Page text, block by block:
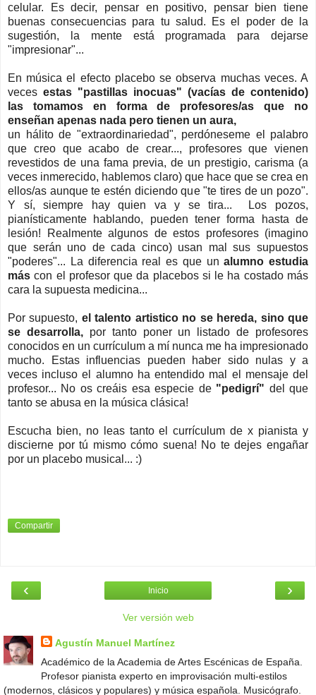
celular. Es decir, pensar en positivo, pensar bien tiene
buenas consecuencias para tu salud. Es el poder de la
sugestión, la mente está programada para dejarse
"impresionar"...
En música el efecto placebo se observa muchas veces. A
veces estas "pastillas inocuas" (vacías de contenido)
las tomamos en forma de profesores/as que no
enseñan apenas nada pero tienen un aura,
un hálito de "extraordinariedad", perdóneseme el palabro
que creo que acabo de crear..., profesores que vienen
revestidos de una fama previa, de un prestigio, carisma (a
veces inmerecido, hablemos claro) que hace que se crea en
ellos/as aunque te estén diciendo que "te tires de un pozo".
Y sí, siempre hay quien va y se tira... Los pozos,
pianísticamente hablando, pueden tener forma hasta de
lesión! Realmente algunos de estos profesores (imagino
que serán uno de cada cinco) usan mal sus supuestos
"poderes"... La diferencia real es que unalumno estudia
más con el profesor que da placebos si le ha costado más
cara la supuesta medicina...
Por supuesto, el talento artistico no se hereda, sino que
se desarrolla, por tanto poner un listado de profesores
conocidos en un currículum a mí nunca me ha impresionado
mucho. Estas influencias pueden haber sido nulas y a
veces incluso el alumno ha entendido mal el mensaje del
profesor... No os creáis esa especie de "pedigrí" del que
tanto se abusa en la música clásica!
Escucha bien, no leas tanto el currículum de x pianista y
discierne por tú mismo cómo suena! No te dejes engañar
por un placebo musical... :)
Compartir
‹ ›
Inicio
Ver versión web
Agustín Manuel Martínez
Académico de la Academia de Artes Escénicas de España.
Profesor pianista experto en improvisación multi-estilos
(modernos, clásicos y populares) y música española. Musicógrafo.